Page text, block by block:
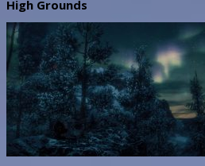
High Grounds